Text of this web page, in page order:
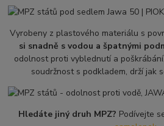
Vyrobeny z plastového materiálu s
si snadně s vodou a špatnými
odolnost proti vyblednutí a
soudržnost s podkladem, drží jak
Hledáte jiný druh MPZ? Podívejte